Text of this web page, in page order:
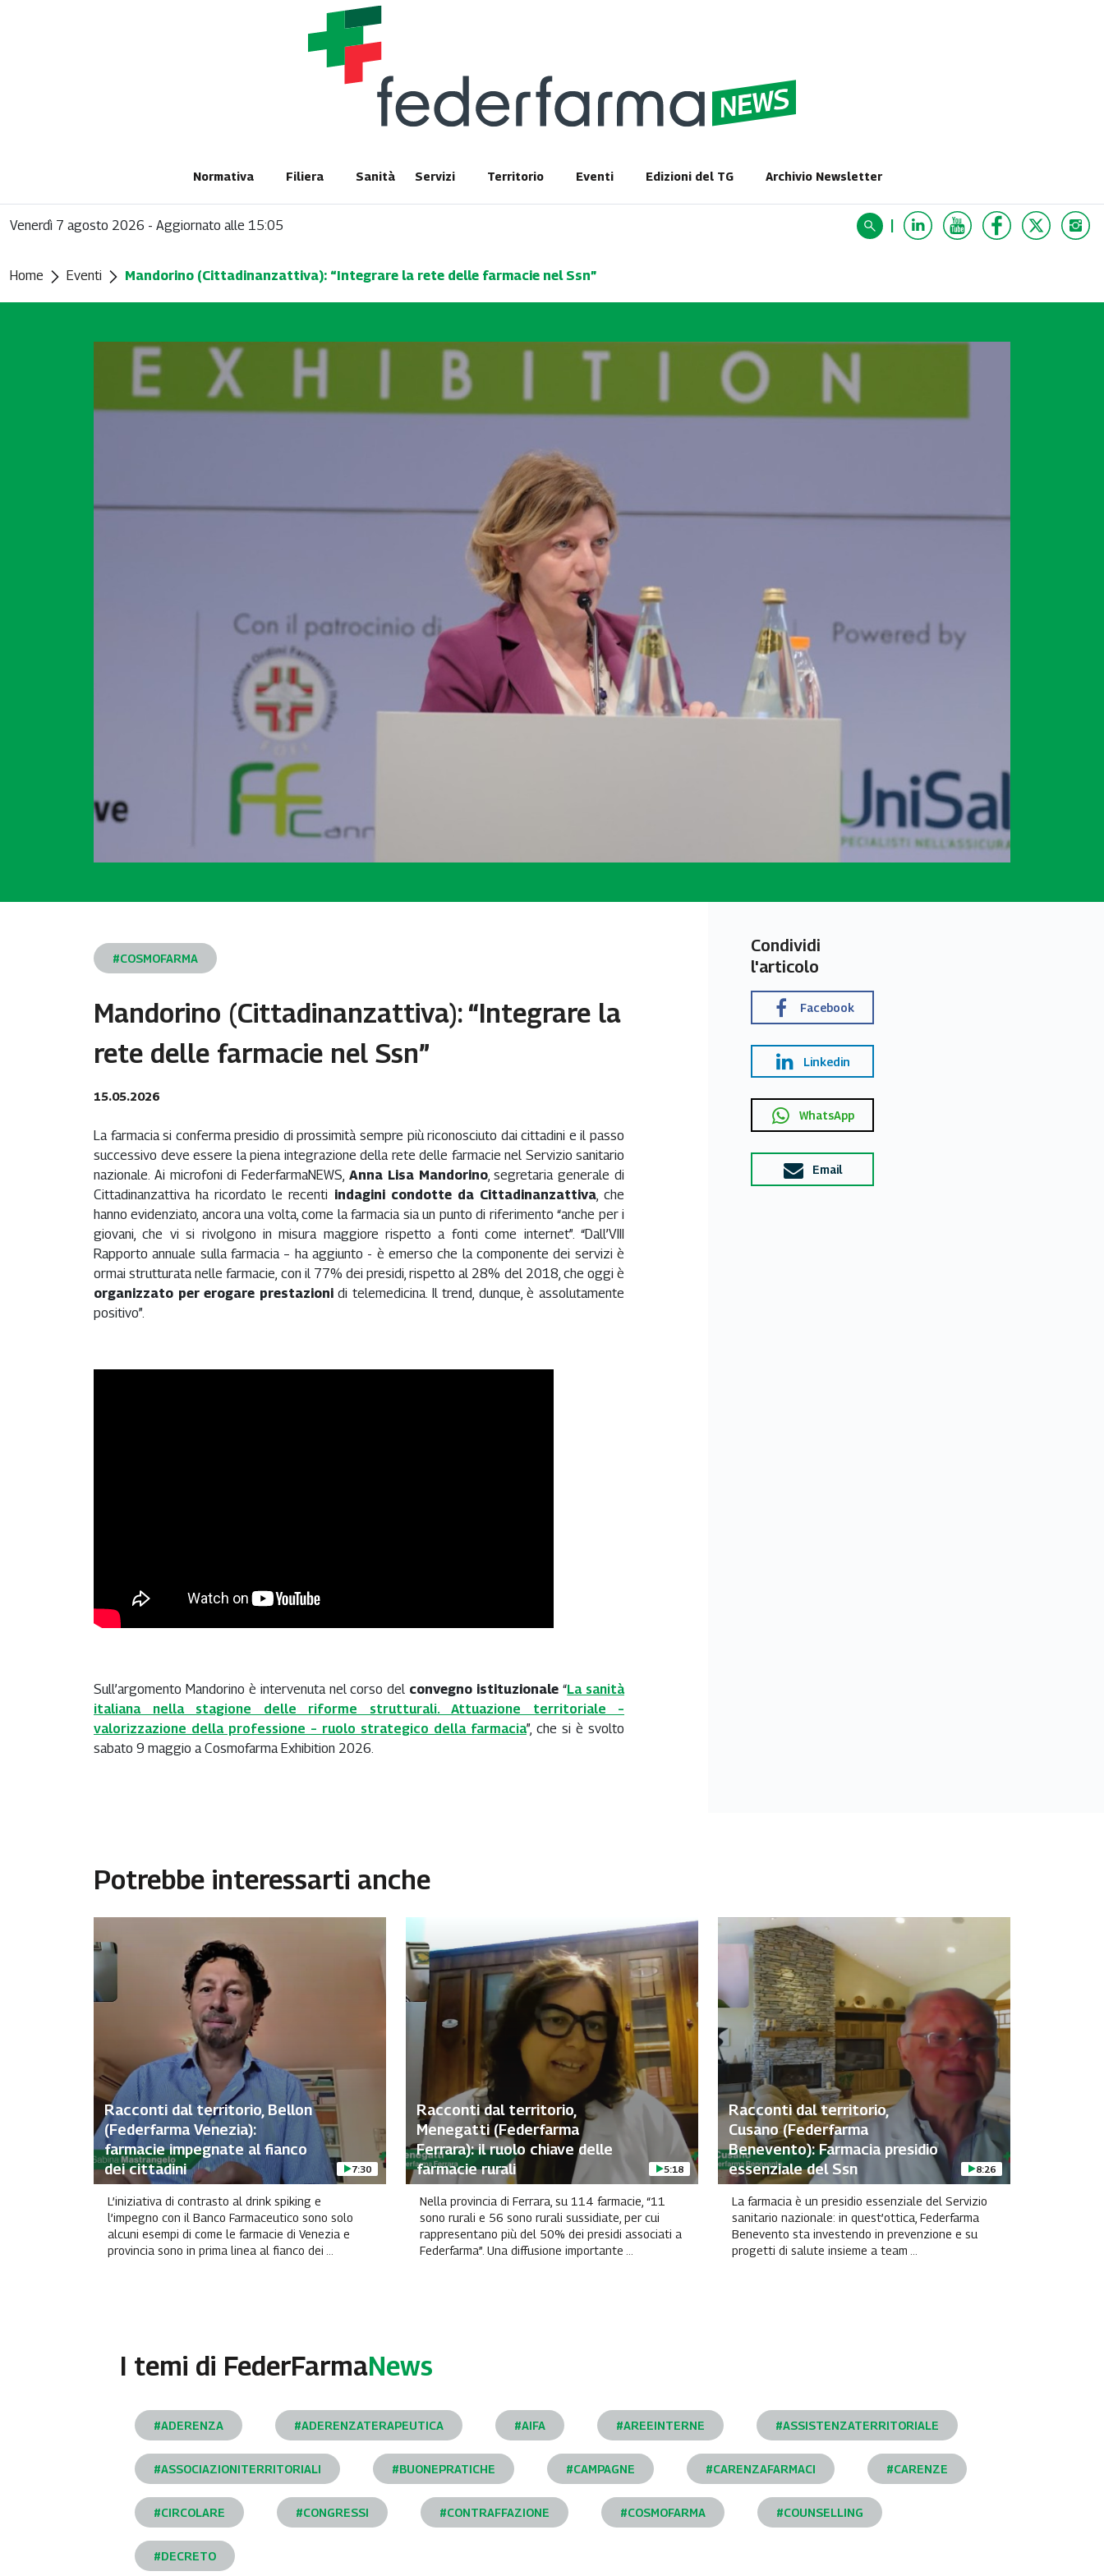
Normativa Filiera Sanità Servizi Territorio Eventi Edizioni del TG Archivio Newsletter
Venerdì 7 agosto 2026 - Aggiornato alle 15:05
Home Eventi Mandorino (Cittadinanzattiva): “Integrare la rete delle farmacie nel Ssn”
#COSMOFARMA
Mandorino (Cittadinanzattiva): “Integrare la
rete delle farmacie nel Ssn”
15.05.2026
La farmacia si conferma presidio di prossimità sempre più riconosciuto dai cittadini e il passo
successivo deve essere la piena integrazione della rete delle farmacie nel Servizio sanitario
nazionale. Ai microfoni di FederfarmaNEWS, Anna Lisa Mandorino, segretaria generale di
Cittadinanzattiva ha ricordato le recenti indagini condotte da Cittadinanzattiva, che
hanno evidenziato, ancora una volta, come la farmacia sia un punto di riferimento “anche per i
giovani, che vi si rivolgono in misura maggiore rispetto a fonti come internet”. “Dall’VIII
Rapporto annuale sulla farmacia – ha aggiunto - è emerso che la componente dei servizi è
ormai strutturata nelle farmacie, con il 77% dei presidi, rispetto al 28% del 2018, che oggi è
organizzato per erogare prestazionidi telemedicina. Il trend, dunque, è assolutamente
positivo”.
Sull’argomento Mandorino è intervenuta nel corso del convegno istituzionale “La sanità
italiana nella stagione delle riforme strutturali. Attuazione territoriale –
valorizzazione della professione – ruolo strategico della farmacia”, che si è svolto
sabato 9 maggio a Cosmofarma Exhibition 2026.
Condividi
l'articolo
Facebook
Linkedin
WhatsApp
Email
Potrebbe interessarti anche
Racconti dal territorio, Bellon
(Federfarma Venezia):
farmacie impegnate al fianco
dei cittadini
7:30
L’iniziativa di contrasto al drink spiking e
l’impegno con il Banco Farmaceutico sono solo
alcuni esempi di come le farmacie di Venezia e
provincia sono in prima linea al fianco dei ...
Racconti dal territorio,
Menegatti (Federfarma
Ferrara): il ruolo chiave delle
farmacie rurali
5:18
Nella provincia di Ferrara, su 114 farmacie, “11
sono rurali e 56 sono rurali sussidiate, per cui
rappresentano più del 50% dei presidi associati a
Federfarma”. Una diffusione importante ...
Racconti dal territorio,
Cusano (Federfarma
Benevento): Farmacia presidio
essenziale del Ssn
8:26
La farmacia è un presidio essenziale del Servizio
sanitario nazionale: in quest’ottica, Federfarma
Benevento sta investendo in prevenzione e su
progetti di salute insieme a team ...
I temi di FederFarmaNews
#ADERENZA #ADERENZATERAPEUTICA #AIFA #AREEINTERNE #ASSISTENZATERRITORIALE
#ASSOCIAZIONITERRITORIALI #BUONEPRATICHE #CAMPAGNE #CARENZAFARMACI #CARENZE
#CIRCOLARE #CONGRESSI #CONTRAFFAZIONE #COSMOFARMA #COUNSELLING
#DECRETO